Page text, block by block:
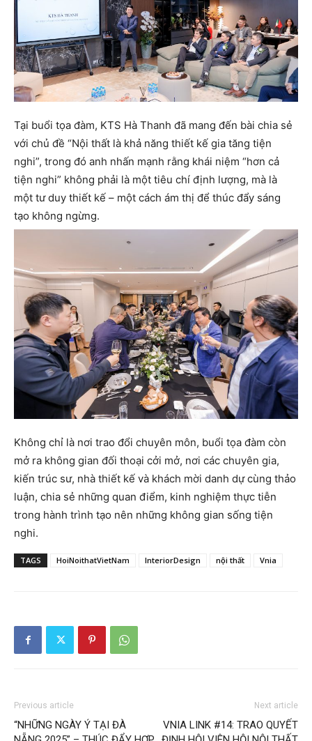
Tại buổi tọa đàm, KTS Hà Thanh đã mang đến bài chia sẻ
với chủ đề “Nội thất là khả năng thiết kế gia tăng tiện
nghi”, trong đó anh nhấn mạnh rằng khái niệm “hơn cả
tiện nghi” không phải là một tiêu chí định lượng, mà là
một tư duy thiết kế – một cách ám thị để thúc đẩy sáng
tạo không ngừng.
Không chỉ là nơi trao đổi chuyên môn, buổi tọa đàm còn
mở ra không gian đối thoại cởi mở, nơi các chuyên gia,
kiến trúc sư, nhà thiết kế và khách mời danh dự cùng thảo
luận, chia sẻ những quan điểm, kinh nghiệm thực tiễn
trong hành trình tạo nên những không gian sống tiện
nghi.
TAGS HoiNoithatVietNam InteriorDesign nội thất Vnia
Previous article
“NHỮNG NGÀY Ý TẠI ĐÀ
Next article
VNIA LINK #14: TRAO QUYẾT